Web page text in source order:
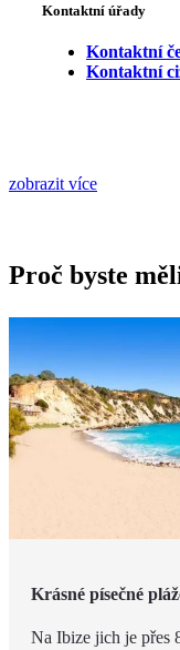
Kontaktní úřady
Kontaktní
Kontaktní
zobrazit více
Proč byste
Krásné písečné
Na Ibize jich je přes